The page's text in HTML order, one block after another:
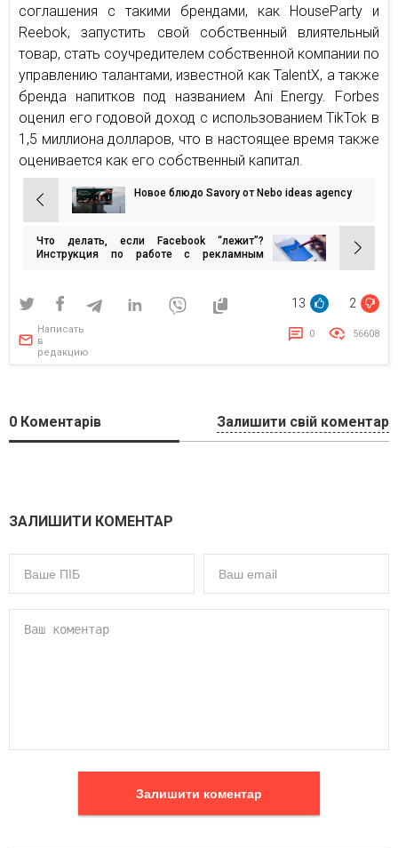
соглашения с такими брендами, как HouseParty и
Reebok, запустить свой собственный влиятельный
товар, стать соучредителем собственной компании по
управлению талантами, известной как TalentX, а также
бренда напитков под названием Ani Energy. Forbes
оценил его годовой доход с использованием TikTok в
1,5 миллиона долларов, что в настоящее время также
оценивается как его собственный капитал.
Навигация
по
записям
Новое блюдо Savory от Nebo ideas agency
Что делать, если Facebook “лежит”?
Инструкция по работе с рекламным
13 2
Написать
в
редакцию
0 56608
0 Коментарів Залишити свій коментар
ЗАЛИШИТИ КОМЕНТАР
Залишити коментар